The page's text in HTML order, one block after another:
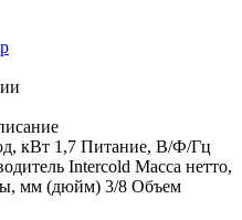
кВт 1,7 Питание, В/Ф/Гц
Intercold Масса нетто,
мм (дюйм) 3/8 Объем